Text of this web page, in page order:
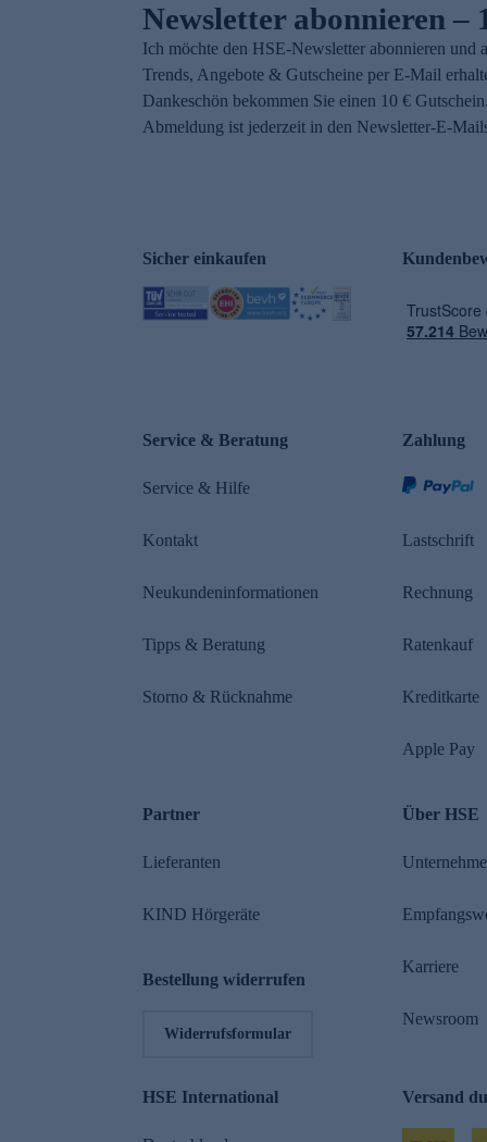
Newsletter abonnieren –
Ich möchte den HSE-Newsletter abonnieren und
Trends, Angebote & Gutscheine per E-Mail
Dankeschön bekommen Sie einen 10 €
Abmeldung ist jederzeit in den Newsletter-E-
Sicher einkaufen
Service & Beratung
Service & Hilfe
Kontakt
Neukundeninformationen
Tipps & Beratung
Storno & Rücknahme
Zahlung
Lastschrift
Rechnung
Ratenkauf
Kreditkarte
Apple Pay
Partner
Lieferanten
KIND Hörgeräte
Bestellung widerrufen
Widerrufsformular
Über HSE
Karriere
Newsroom
HSE International Versand